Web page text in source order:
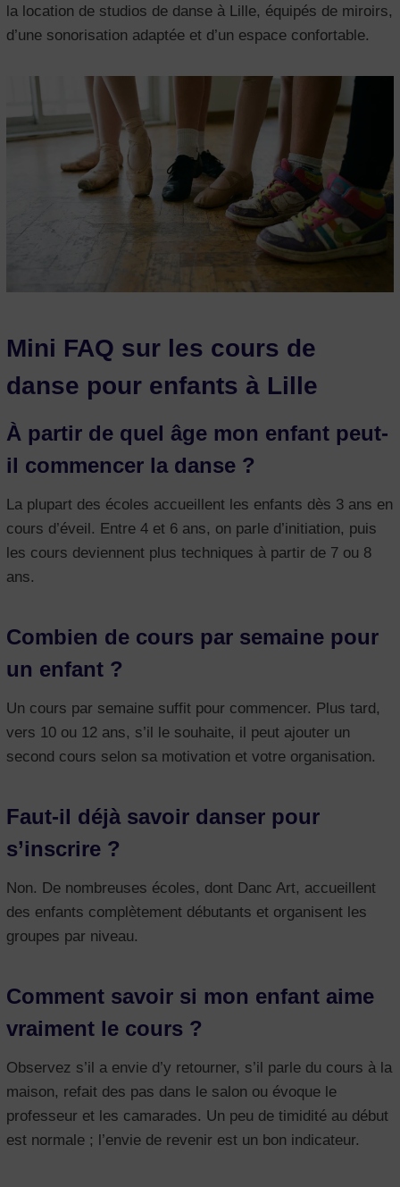
la location de studios de danse à Lille, équipés de miroirs,
d’une sonorisation adaptée et d’un espace confortable.
Mini FAQ sur les cours de
danse pour enfants à Lille
À partir de quel âge mon enfant peut-
il commencer la danse ?
La plupart des écoles accueillent les enfants dès 3 ans en
cours d’éveil. Entre 4 et 6 ans, on parle d’initiation, puis
les cours deviennent plus techniques à partir de 7 ou 8
ans.
Combien de cours par semaine pour
un enfant ?
Un cours par semaine suffit pour commencer. Plus tard,
vers 10 ou 12 ans, s’il le souhaite, il peut ajouter un
second cours selon sa motivation et votre organisation.
Faut-il déjà savoir danser pour
s’inscrire ?
Non. De nombreuses écoles, dont Danc Art, accueillent
des enfants complètement débutants et organisent les
groupes par niveau.
Comment savoir si mon enfant aime
vraiment le cours ?
Observez s’il a envie d’y retourner, s’il parle du cours à la
maison, refait des pas dans le salon ou évoque le
professeur et les camarades. Un peu de timidité au début
est normale ; l’envie de revenir est un bon indicateur.